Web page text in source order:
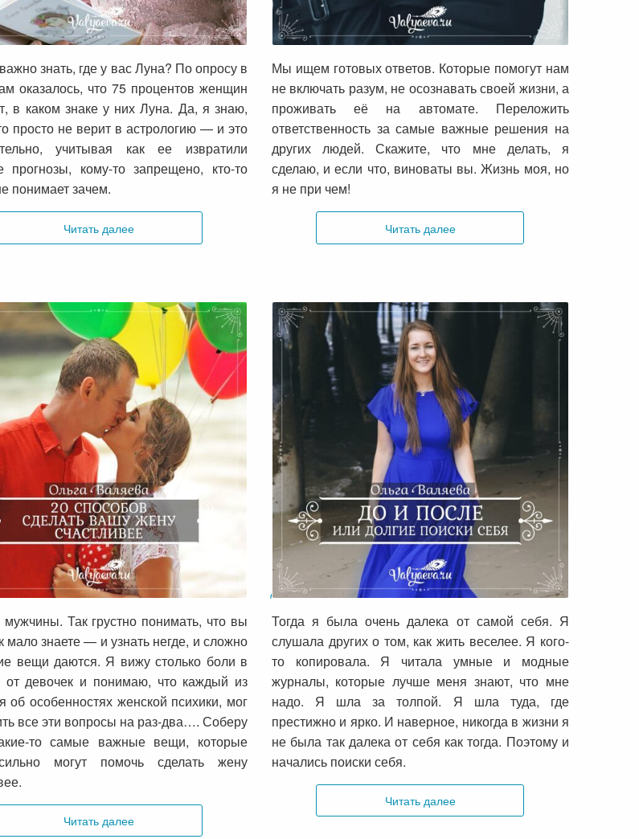
важно знать, где у вас Луна?
знать, где у вас Луна? По опросу в
оказалось, что 75 процентов женщин
в каком знаке у них Луна. Да, я знаю,
просто не верит в астрологию — и это
учитывая как ее извратили
прогнозы, кому-то запрещено, кто-то
понимает зачем.
Читать далее
Нет готовых ответов, есть разум,
чтобы их находить!
Мы ищем готовых ответов. Которые помогут нам
не включать разум, не осознавать своей жизни, а
проживать её на автомате. Переложить
ответственность за самые важные решения на
других людей. Скажите, что мне делать, я
сделаю, и если что, виноваты вы. Жизнь моя, но
я не при чем!
Читать далее
сделать вашу жену
мужчины. Так грустно понимать, что вы
мало знаете — и узнать негде, и сложно
вещи даются. Я вижу столько боли в
от девочек и понимаю, что каждый из
об особенностях женской психики, мог
все эти вопросы на раз-два…. Соберу
то самые важные вещи, которые
могут помочь сделать жену
Читать далее
До и после или долгие поиски себя
Тогда я была очень далека от самой себя. Я
слушала других о том, как жить веселее. Я кого-
то копировала. Я читала умные и модные
журналы, которые лучше меня знают, что мне
надо. Я шла за толпой. Я шла туда, где
престижно и ярко. И наверное, никогда в жизни я
не была так далека от себя как тогда. Поэтому и
начались поиски себя.
Читать далее